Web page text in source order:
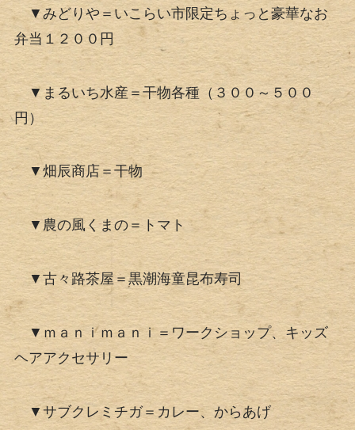
▼みどりや＝いこらい市限定ちょっと豪華なお
弁当１２００円
▼まるいち水産＝干物各種（３００～５００
円）
▼畑辰商店＝干物
▼農の風くまの＝トマト
▼古々路茶屋＝黒潮海童昆布寿司
▼ｍａｎｉｍａｎｉ＝ワークショップ、キッズ
ヘアアクセサリー
▼サブクレミチガ＝カレー、からあげ